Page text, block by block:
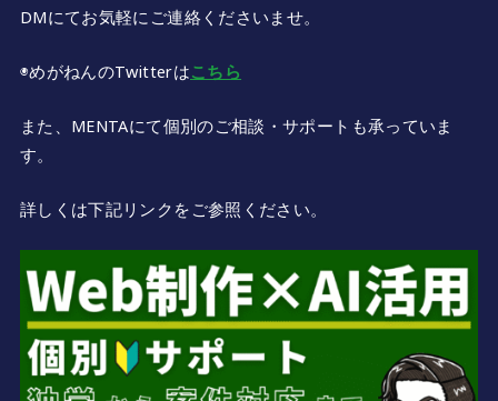
DMにてお気軽にご連絡くださいませ。
◉めがねんのTwitterはこちら
また、MENTAにて個別のご相談・サポートも承っていま
す。
詳しくは下記リンクをご参照ください。